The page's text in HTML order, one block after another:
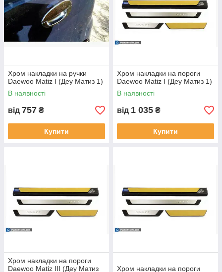
Хром накладки на ручки
Daewoo Matiz I (Деу Матиз 1)
В наявності
від 757 ₴
Купити
Хром накладки на пороги
Daewoo Matiz I (Деу Матиз 1)
В наявності
від 1 035 ₴
Купити
Хром накладки на пороги
Daewoo Matiz III (Деу Матиз
Хром накладки на пороги